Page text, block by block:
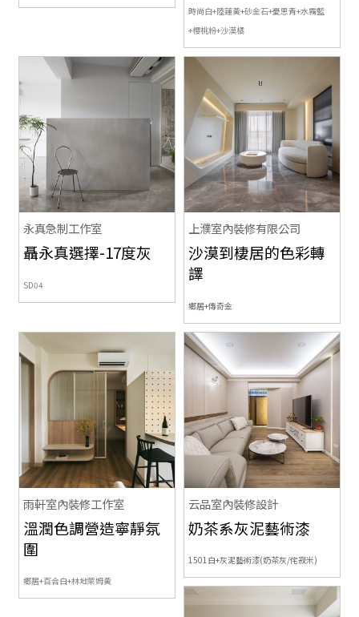
時尚白+陸蓮黃+砂金石+憂思青+水霧藍
+櫻桃粉+沙漠橘
永真急制工作室
聶永真選擇-17度灰
SD04
上濮室內裝修有限公司
沙漠到棲居的色彩轉
譯
鄉居+傳奇金
雨軒室內裝修工作室
溫潤色調營造寧靜氛
圍
鄉居+百合白+林地萊姆黃
云品室內裝修設計
奶茶系灰泥藝術漆
1501白+灰泥藝術漆(奶茶灰/侘寂米)